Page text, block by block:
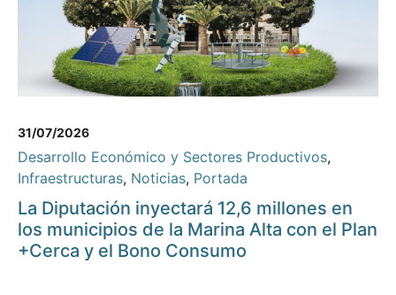
31/07/2026
Desarrollo Económico y Sectores Productivos,
Infraestructuras, Noticias, Portada
La Diputación inyectará 12,6 millones en
los municipios de la Marina Alta con el Plan
+Cerca y el Bono Consumo